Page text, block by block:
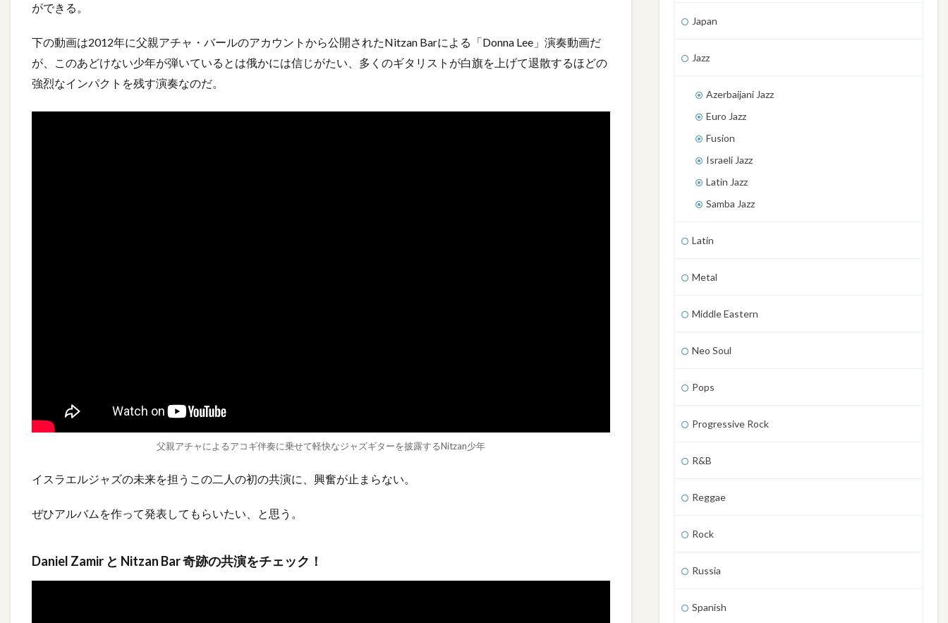
ができる。
下の動画は2012年に父親アチャ・バールのアカウントから公開されたNitzan Barによる「Donna Lee」演奏動画だ
が、このあどけない少年が弾いているとは俄かには信じがたい、多くのギタリストが白旗を上げて退散するほどの
強烈なインパクトを残す演奏なのだ。
父親アチャによるアコギ伴奏に乗せて軽快なジャズギターを披露するNitzan少年
イスラエルジャズの未来を担うこの二人の初の共演に、興奮が止まらない。
ぜひアルバムを作って発表してもらいたい、と思う。
Daniel Zamir と Nitzan Bar 奇跡の共演をチェック！
Japan
Jazz
Azerbaijani Jazz
Euro Jazz
Fusion
Israeli Jazz
Latin Jazz
Samba Jazz
Latin
Metal
Middle Eastern
Neo Soul
Pops
Progressive Rock
R&B
Reggae
Rock
Russia
Spanish